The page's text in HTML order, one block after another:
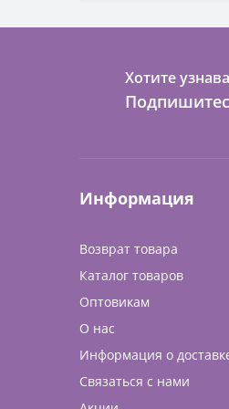
Хотите
Информация
Возврат товара
Каталог товаров
Оптовикам
О нас
Информация о
Связаться с нами